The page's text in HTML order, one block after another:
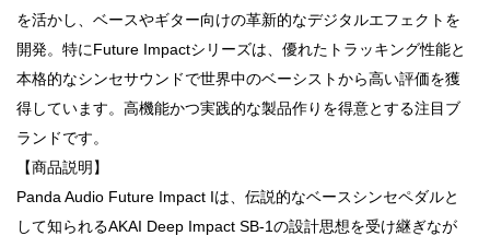
を活かし、ベースやギター向けの革新的なデジタルエフェクトを
開発。特にFuture Impactシリーズは、優れたトラッキング性能と
本格的なシンセサウンドで世界中のベーシストから高い評価を獲
得しています。高機能かつ実践的な製品作りを得意とする注目ブ
ランドです。
【商品説明】
Panda Audio Future Impact Iは、伝説的なベースシンセペダルと
して知られるAKAI Deep Impact SB-1の設計思想を受け継ぎなが